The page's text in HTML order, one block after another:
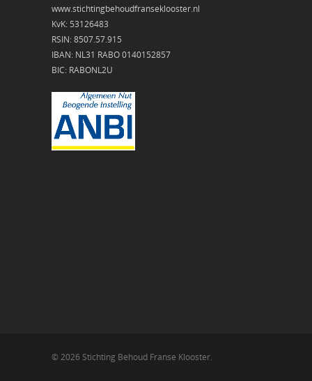
www.stichtingbehoudfranseklooster.nl
KvK: 53126483
RSIN: 8507.57.915
IBAN: NL31 RABO 0140152857
BIC: RABONL2U
© 2026 Stichting Behoud Franse Klooster.